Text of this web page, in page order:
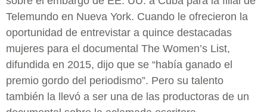
Telemundo en Nueva York. Cuando le ofrecieron la
oportunidad de entrevistar a quince destacadas
mujeres para el documental The Women’s List,
difundida en 2015, dijo que se “había ganado el
premio gordo del periodismo”. Pero su talento
también la llevó a ser una de las productoras de un